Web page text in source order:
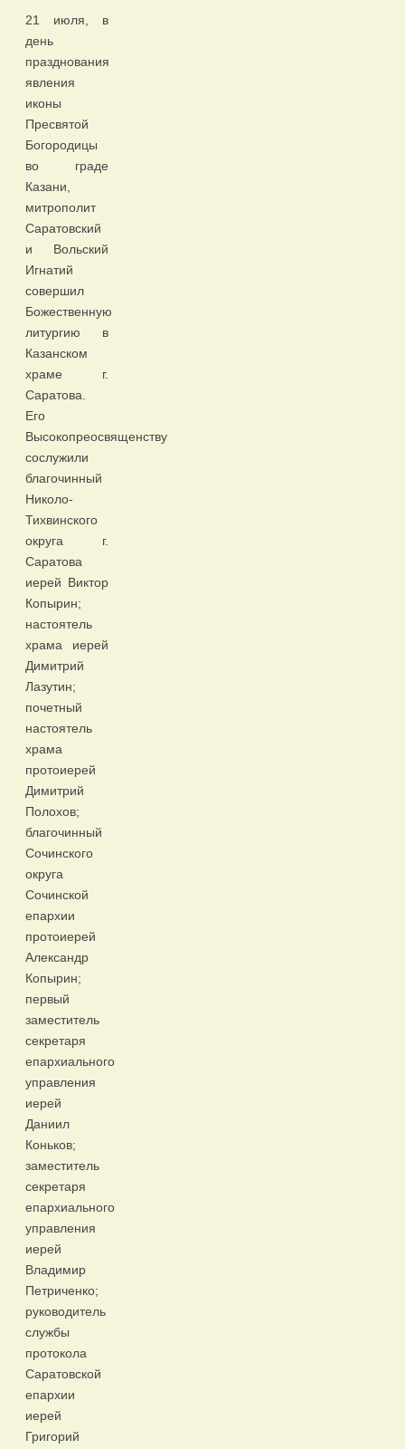
21 июля, в
день
празднования
явления
иконы
Пресвятой
Богородицы
во граде
Казани,
митрополит
Саратовский
и Вольский
Игнатий
совершил
Божественную
литургию в
Казанском
храме г.
Саратова.
Его
Высокопреосвященству
сослужили
благочинный
Николо-
Тихвинского
округа г.
Саратова
иерей Виктор
Копырин;
настоятель
храма иерей
Димитрий
Лазутин;
почетный
настоятель
храма
протоиерей
Димитрий
Полохов;
благочинный
Сочинского
округа
Сочинской
епархии
протоиерей
Александр
Копырин;
первый
заместитель
секретаря
епархиального
управления
иерей
Даниил
Коньков;
заместитель
секретаря
епархиального
управления
иерей
Владимир
Петриченко;
руководитель
службы
протокола
Саратовской
епархии
иерей
Григорий